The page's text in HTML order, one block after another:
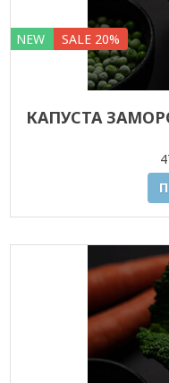
NEW SALE 20%
КАПУСТА